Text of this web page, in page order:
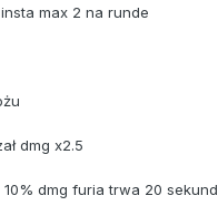
max 2 na runde
dmg x2.5
dmg furia trwa 20 sekund